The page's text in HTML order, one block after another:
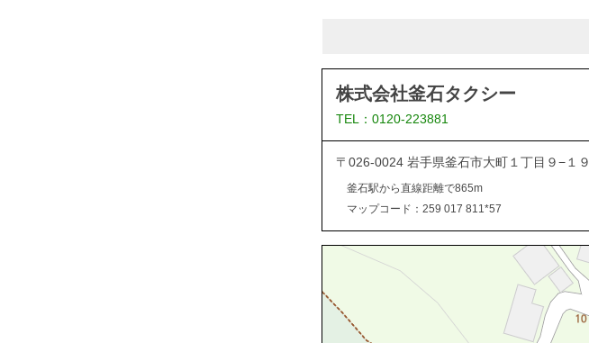
株式会社釜石タクシー
TEL：0120-223881
〒026-0024 岩手県釜石市大町１丁目９−１９
釜石駅から直線距離で865m
マップコード：259 017 811*57